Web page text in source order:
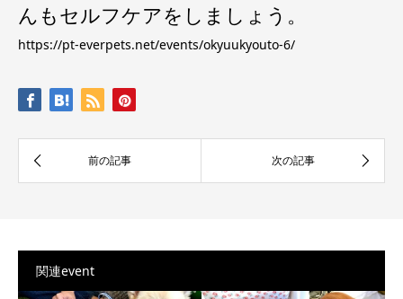
んもセルフケアをしましょう。
https://pt-everpets.net/events/okyuukyouto-6/
関連event